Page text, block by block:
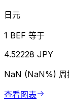
日元
1 BEF 等于
4.52228 JPY
NaN (NaN%) 周
查看图表